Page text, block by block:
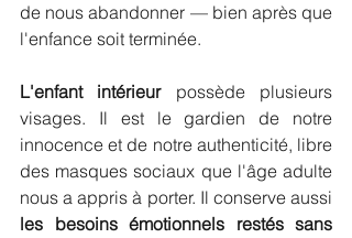
de nous abandonner — bien après que
l'enfance soit terminée.
L'enfant intérieur possède plusieurs
visages. Il est le gardien de notre
innocence et de notre authenticité, libre
des masques sociaux que l'âge adulte
les besoins émotionnels restés sans